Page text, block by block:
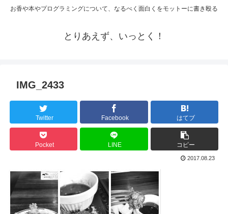
お香や本やプログラミングについて、なるべく面白くをモットーに書き殴る
とりあえず、いっとく！
IMG_2433
Twitter Facebook はてブ
Pocket LINE コピー
2017.08.23